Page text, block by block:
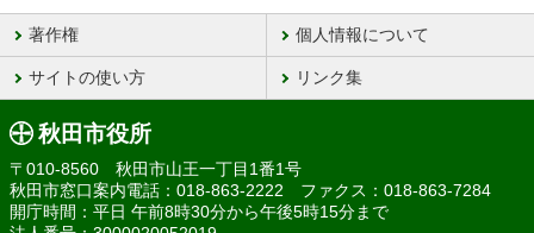
著作権 個人情報について
サイトの使い方 リンク集
秋田市役所
〒010-8560 秋田市山王一丁目1番1号
秋田市窓口案内電話：018-863-2222 ファクス：018-863-7284
開庁時間：平日 午前8時30分から午後5時15分まで